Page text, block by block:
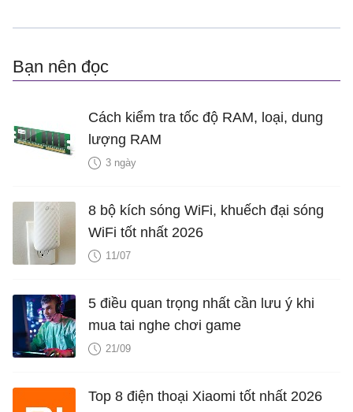
Bạn nên đọc
Cách kiểm tra tốc độ RAM, loại, dung
lượng RAM
3 ngày
8 bộ kích sóng WiFi, khuếch đại sóng
WiFi tốt nhất 2026
11/07
5 điều quan trọng nhất cần lưu ý khi
mua tai nghe chơi game
21/09
Top 8 điện thoại Xiaomi tốt nhất 2026